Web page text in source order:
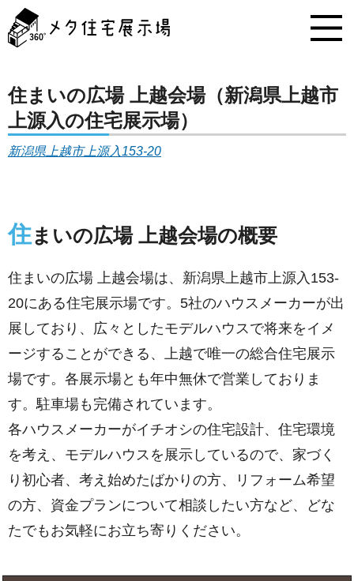
タ
住
示
場
コ
ン
テ
キ
プ
住まいの広場 上越会場（新潟県上越市
上源入の住宅展示場）
新潟県上越市上源入153-20
住まいの広場 上越会場の概要
住まいの広場 上越会場は、新潟県上越市上源入153-
20にある住宅展示場です。5社のハウスメーカーが出
展しており、広々としたモデルハウスで将来をイメ
ージすることができる、上越で唯一の総合住宅展示
場です。各展示場とも年中無休で営業しておりま
す。駐車場も完備されています。
各ハウスメーカーがイチオシの住宅設計、住宅環境
を考え、モデルハウスを展示しているので、家づく
り初心者、考え始めたばかりの方、リフォーム希望
の方、資金プランについて相談したい方など、どな
たでもお気軽にお立ち寄りください。